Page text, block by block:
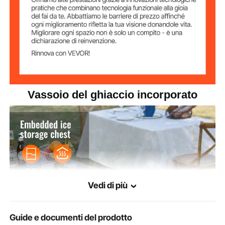
Maniglia lega di alluminio
Vassoio del ghiaccio incorporato
Vedi di più
Guide e documenti del prodotto